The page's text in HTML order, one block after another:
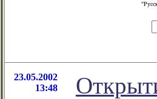
23.05.2002
13:48